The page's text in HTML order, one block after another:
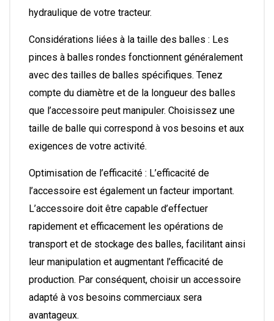
hydraulique de votre tracteur.
Considérations liées à la taille des balles : Les
pinces à balles rondes fonctionnent généralement
avec des tailles de balles spécifiques. Tenez
compte du diamètre et de la longueur des balles
que l’accessoire peut manipuler. Choisissez une
taille de balle qui correspond à vos besoins et aux
exigences de votre activité.
Optimisation de l’efficacité : L’efficacité de
l’accessoire est également un facteur important.
L’accessoire doit être capable d’effectuer
rapidement et efficacement les opérations de
transport et de stockage des balles, facilitant ainsi
leur manipulation et augmentant l’efficacité de
production. Par conséquent, choisir un accessoire
adapté à vos besoins commerciaux sera
avantageux.